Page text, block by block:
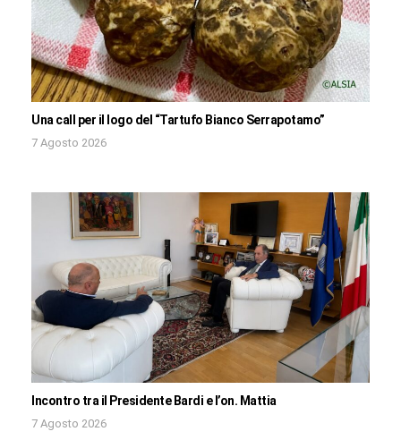
Una call per il logo del “Tartufo Bianco Serrapotamo”
7 Agosto 2026
Incontro tra il Presidente Bardi e l’on. Mattia
7 Agosto 2026